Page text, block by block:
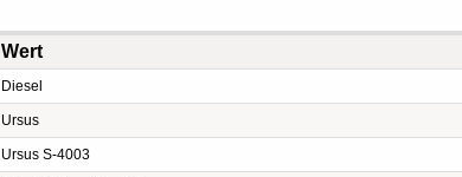
Wert
Diesel
Ursus
Ursus S-4003